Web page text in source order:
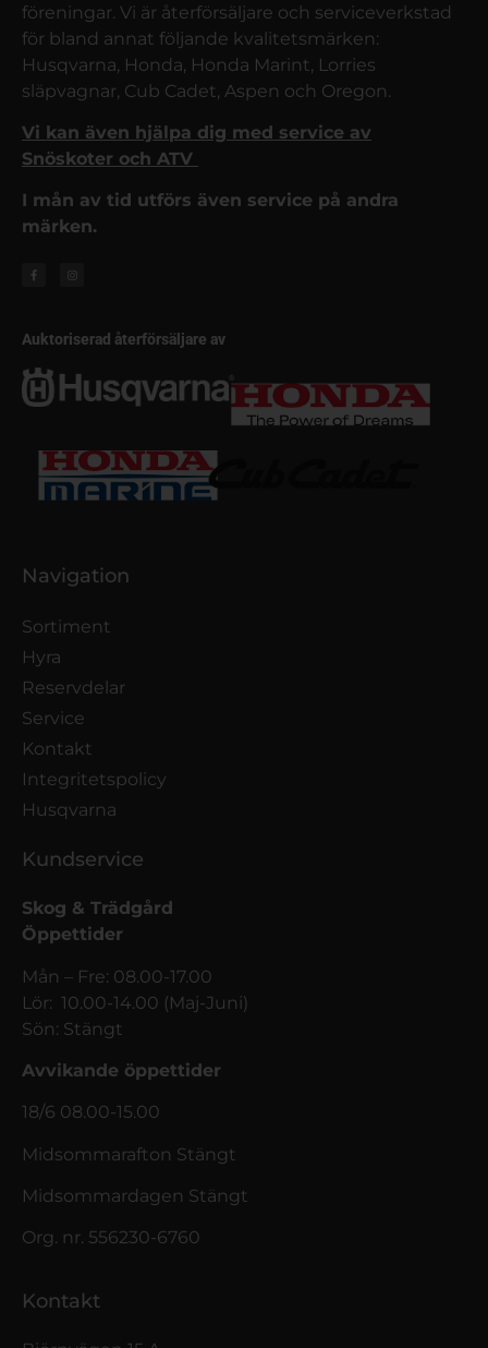
föreningar. Vi är återförsäljare och serviceverkstad
för bland annat följande kvalitetsmärken:
Husqvarna, Honda, Honda Marint, Lorries
släpvagnar, Cub Cadet, Aspen och Oregon.
Vi kan även hjälpa dig med service av
Snöskoter och ATV
I mån av tid utförs även service på andra
märken.
Auktoriserad återförsäljare av
Navigation
Sortiment
Hyra
Reservdelar
Service
Kontakt
Integritetspolicy
Husqvarna
Kundservice
Skog & Trädgård
Öppettider
Mån – Fre: 08.00-17.00
Lör: 10.00-14.00 (Maj-Juni)
Sön: Stängt
Avvikande öppettider
18/6 08.00-15.00
Midsommarafton Stängt
Midsommardagen Stängt
Org. nr. 556230-6760
Kontakt